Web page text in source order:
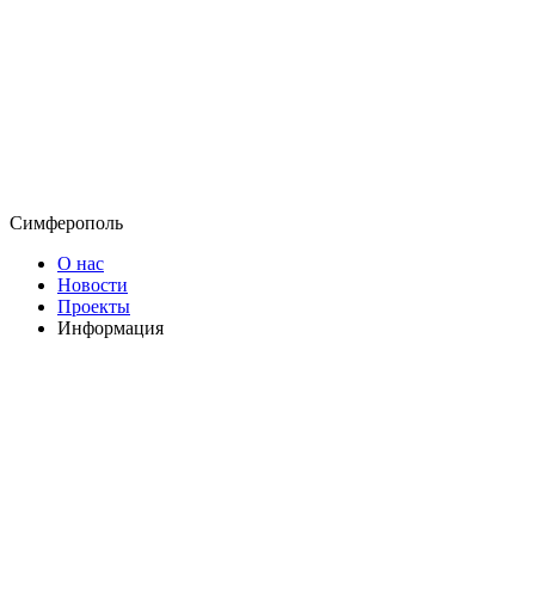
Симферополь
О нас
Новости
Проекты
Информация